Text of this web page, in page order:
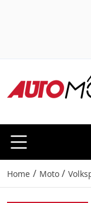
Home / Moto /